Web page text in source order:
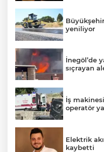
yeniliyor
İnegöl’de
sıçrayan
İş
operatör
Elektrik
kaybetti